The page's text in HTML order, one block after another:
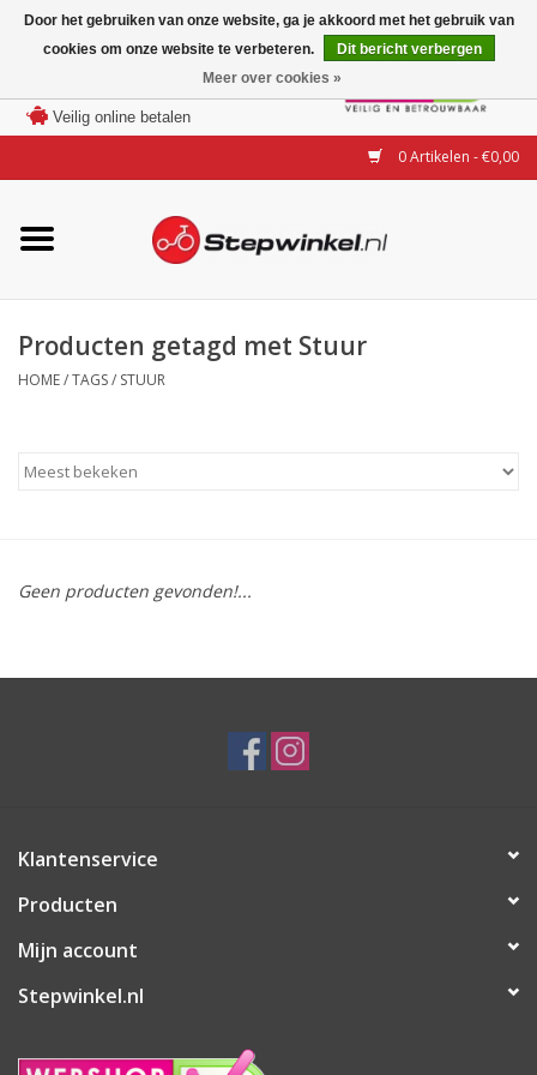
Veilig online betalen
0 Artikelen - €0,00
Merken
Modellen
Accessoires
Steps huren of uitproberen
Producten getagd met Stuur
HOME/TAGS/ STUUR
Geen producten gevonden!...
Klantenservice
Producten
Mijn account
Stepwinkel.nl
Door het gebruiken van onze website, ga je akkoord met het gebruik van
cookies om onze website te verbeteren.
Dit bericht verbergen
Meer over cookies »